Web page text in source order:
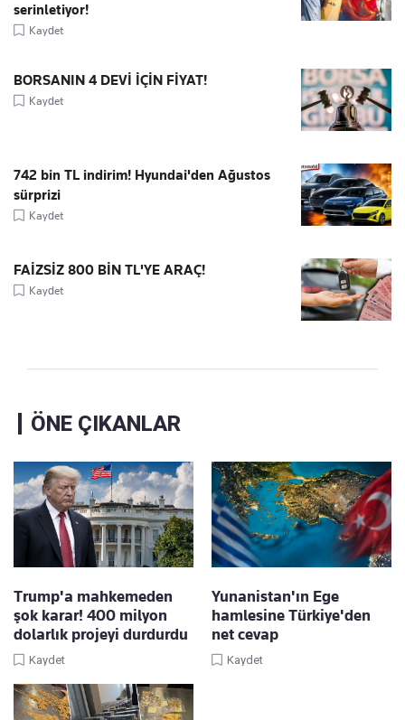
serinletiyor!
Kaydet
BORSANIN 4 DEVİ İÇİN FİYAT!
Kaydet
742 bin TL indirim! Hyundai'den Ağustos
sürprizi
Kaydet
FAİZSİZ 800 BİN TL'YE ARAÇ!
Kaydet
ÖNE ÇIKANLAR
Trump'a mahkemeden
şok karar! 400 milyon
dolarlık projeyi durdurdu
Kaydet
Yunanistan'ın Ege
hamlesine Türkiye'den
net cevap
Kaydet